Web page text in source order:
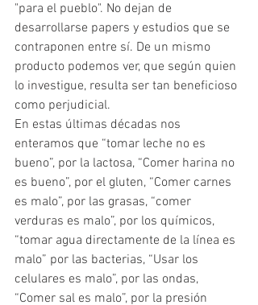
"para el pueblo". No dejan de
desarrollarse papers y estudios que se
contraponen entre sí. De un mismo
producto podemos ver, que según quien
lo investigue, resulta ser tan beneficioso
como perjudicial.
En estas últimas décadas nos
enteramos que “tomar leche no es
bueno”, por la lactosa, “Comer harina no
es bueno”, por el gluten, “Comer carnes
es malo”, por las grasas, “comer
verduras es malo”, por los químicos,
“tomar agua directamente de la línea es
malo” por las bacterias, “Usar los
celulares es malo”, por las ondas,
“Comer sal es malo”, por la presión